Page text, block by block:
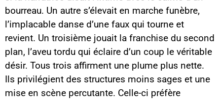
bourreau. Un autre s’élevait en marche funèbre,
l’implacable danse d’une faux qui tourne et
revient. Un troisième jouait la franchise du second
plan, l’aveu tordu qui éclaire d’un coup le véritable
désir. Tous trois affirment une plume plus nette.
Ils privilégient des structures moins sages et une
mise en scène percutante. Celle-ci préfère